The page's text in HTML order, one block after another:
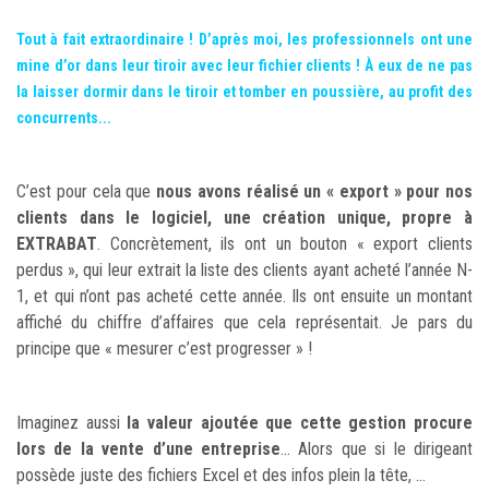
Tout à fait extraordinaire ! D’après moi, les professionnels ont une
mine d’or dans leur tiroir avec leur fichier clients ! À eux de ne pas
la laisser dormir dans le tiroir et tomber en poussière, au profit des
concurrents...
C’est pour cela que nous avons réalisé un « export » pour nos
clients dans le logiciel, une création unique, propre à
EXTRABAT. Concrètement, ils ont un bouton « export clients
perdus », qui leur extrait la liste des clients ayant acheté l’année N-
1, et qui n’ont pas acheté cette année. Ils ont ensuite un montant
affiché du chiffre d’affaires que cela représentait. Je pars du
principe que « mesurer c’est progresser » !
Imaginez aussi la valeur ajoutée que cette gestion procure
lors de la vente d’une entreprise... Alors que si le dirigeant
possède juste des fichiers Excel et des infos plein la tête, ...